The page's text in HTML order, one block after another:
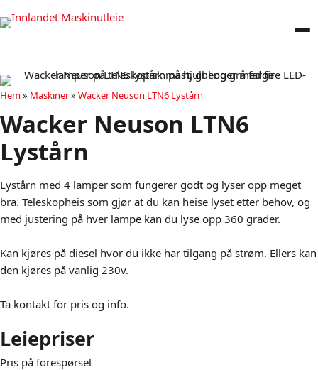
Hem» Maskiner» Wacker Neuson LTN6 Lystårn
Wacker Neuson LTN6
Lystårn
Lystårn med 4 lamper som fungerer godt og lyser opp meget
bra. Teleskopheis som gjør at du kan heise lyset etter behov, og
med justering på hver lampe kan du lyse opp 360 grader.
Kan kjøres på diesel hvor du ikke har tilgang på strøm. Ellers kan
den kjøres på vanlig 230v.
Ta kontakt for pris og info.
Leiepriser
Pris på forespørsel